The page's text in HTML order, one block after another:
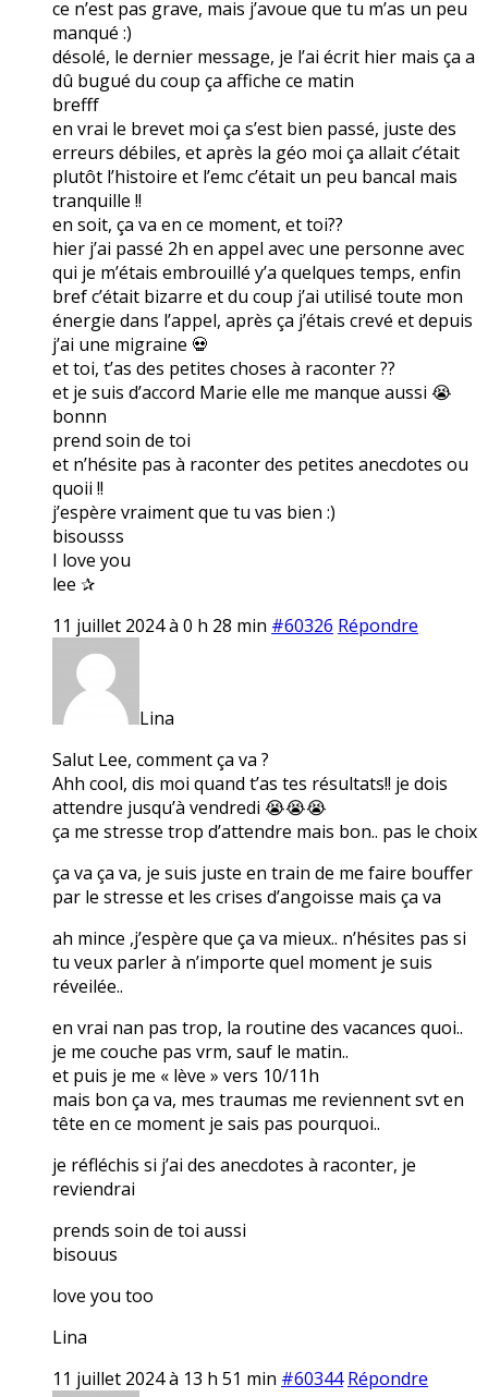
ce n’est pas grave, mais j’avoue que tu m’as un peu
manqué :)
désolé, le dernier message, je l’ai écrit hier mais ça a
dû bugué du coup ça affiche ce matin
brefff
en vrai le brevet moi ça s’est bien passé, juste des
erreurs débiles, et après la géo moi ça allait c’était
plutôt l’histoire et l’emc c’était un peu bancal mais
tranquille !!
en soit, ça va en ce moment, et toi??
hier j’ai passé 2h en appel avec une personne avec
qui je m’étais embrouillé y’a quelques temps, enfin
bref c’était bizarre et du coup j’ai utilisé toute mon
énergie dans l’appel, après ça j’étais crevé et depuis
j’ai une migraine 💀
et toi, t’as des petites choses à raconter ??
et je suis d’accord Marie elle me manque aussi 😭
bonnn
prend soin de toi
et n’hésite pas à raconter des petites anecdotes ou
quoii !!
j’espère vraiment que tu vas bien :)
bisousss
I love you
lee ✰
11 juillet 2024 à 0 h 28 min #60326 Répondre
Lina
Salut Lee, comment ça va ?
Ahh cool, dis moi quand t’as tes résultats!! je dois
attendre jusqu’à vendredi 😭😭😭
ça me stresse trop d’attendre mais bon.. pas le choix
ça va ça va, je suis juste en train de me faire bouffer
par le stresse et les crises d’angoisse mais ça va
ah mince ,j’espère que ça va mieux.. n’hésites pas si
tu veux parler à n’importe quel moment je suis
réveilée..
en vrai nan pas trop, la routine des vacances quoi..
je me couche pas vrm, sauf le matin..
et puis je me « lève » vers 10/11h
mais bon ça va, mes traumas me reviennent svt en
tête en ce moment je sais pas pourquoi..
je réfléchis si j’ai des anecdotes à raconter, je
reviendrai
prends soin de toi aussi
bisouus
love you too
Lina
11 juillet 2024 à 13 h 51 min #60344 Répondre